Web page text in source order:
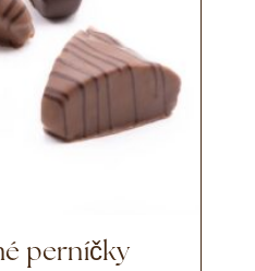
perníčky